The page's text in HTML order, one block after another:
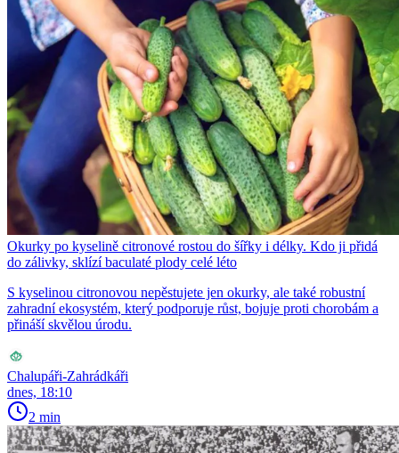
Okurky po kyselině citronové rostou do šířky i délky. Kdo ji přidá
do zálivky, sklízí baculaté plody celé léto
S kyselinou citronovou nepěstujete jen okurky, ale také robustní
zahradní ekosystém, který podporuje růst, bojuje proti chorobám a
přináší skvělou úrodu.
Chalupáři-Zahrádkáři
dnes, 18:10
2 min